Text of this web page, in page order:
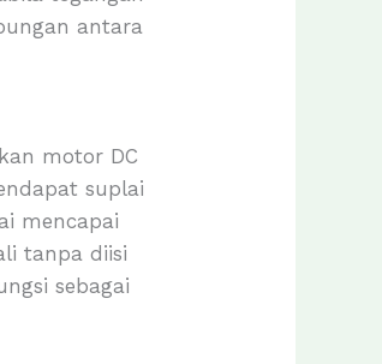
antara
motor DC
suplai
mencapai
tanpa diisi
sebagai